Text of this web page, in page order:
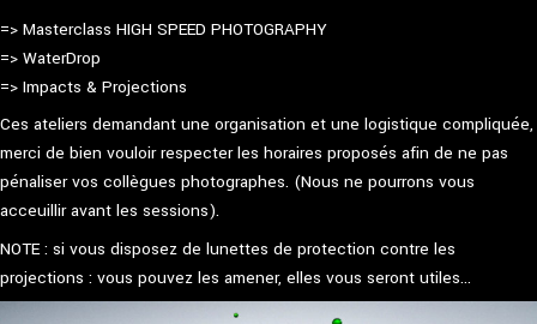
=> Masterclass HIGH SPEED PHOTOGRAPHY
=> WaterDrop
=> Impacts & Projections
Ces ateliers demandant une organisation et une logistique compliquée,
merci de bien vouloir respecter les horaires proposés afin de ne pas
pénaliser vos collègues photographes. (Nous ne pourrons vous
acceuillir avant les sessions).
NOTE : si vous disposez de lunettes de protection contre les
projections : vous pouvez les amener, elles vous seront utiles…